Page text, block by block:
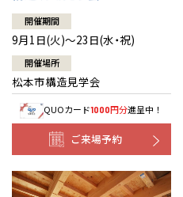
開催期間
9月1日(火)～23日(水・祝)
開催場所
松本市構造見学会
QUOカード1000円分進呈中！
ご来場予約